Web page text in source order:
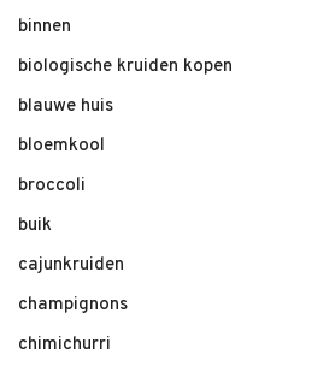
binnen
biologische kruiden kopen
blauwe huis
bloemkool
broccoli
buik
cajunkruiden
champignons
chimichurri